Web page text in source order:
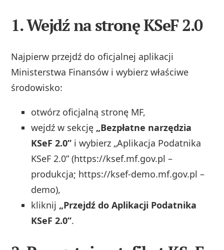
1. Wejdź na stronę KSeF 2.0
Najpierw przejdź do oficjalnej aplikacji
Ministerstwa Finansów i wybierz właściwe
środowisko:
otwórz oficjalną stronę MF,
wejdź w sekcję „Bezpłatne narzędzia
KSeF 2.0” i wybierz „Aplikacja Podatnika
KSeF 2.0” (https://ksef.mf.gov.pl –
produkcja; https://ksef-demo.mf.gov.pl –
demo),
kliknij „Przejdź do Aplikacji Podatnika
KSeF 2.0”.